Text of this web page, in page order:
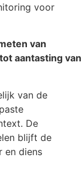
voor
van
aantasting van
van de
De
blijft de
en diens